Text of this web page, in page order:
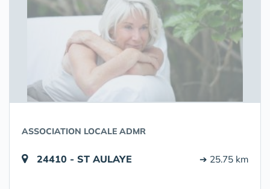
ASSOCIATION LOCALE ADMR
24410 - ST AULAYE ➔ 25.75 km